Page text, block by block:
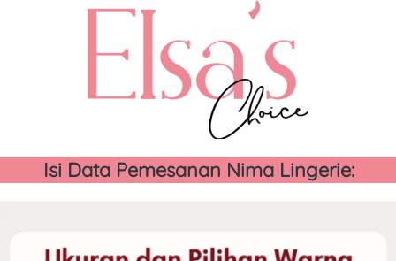
Isi Data Pemesanan Nima Lingerie: